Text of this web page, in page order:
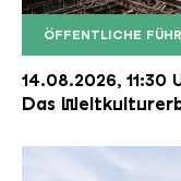
ÖFFENTLICHE
Der
Copyright:
14.08.2026, 11:30
Das